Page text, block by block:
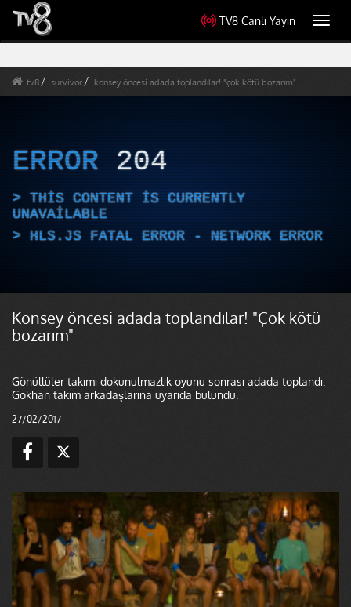
TV8 Canlı Yayın
tv8 survivor konsey öncesi adada toplandılar! "çok kötü bozarım"
ERROR 204
THIS CONTENT IS CURRENTLY
UNAVAILABLE
HLS.JS FATAL ERROR - NETWORK ERROR
Konsey öncesi adada toplandılar! "Çok kötü
bozarım"
Gönüllüler takımı dokunulmazlık oyunu sonrası adada toplandı.
Gökhan takım arkadaşlarına uyarıda bulundu.
27/02/2017